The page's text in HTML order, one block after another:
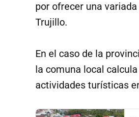
por ofrecer una
Trujillo.
En el caso de la
la comuna local
actividades turísticas